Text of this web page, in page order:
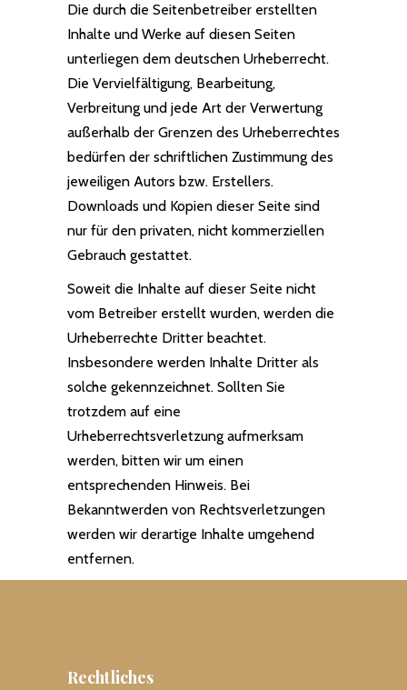
Die durch die Seitenbetreiber erstellten
Inhalte und Werke auf diesen Seiten
unterliegen dem deutschen Urheberrecht.
Die Vervielfältigung, Bearbeitung,
Verbreitung und jede Art der Verwertung
außerhalb der Grenzen des Urheberrechtes
bedürfen der schriftlichen Zustimmung des
jeweiligen Autors bzw. Erstellers.
Downloads und Kopien dieser Seite sind
nur für den privaten, nicht kommerziellen
Gebrauch gestattet.
Soweit die Inhalte auf dieser Seite nicht
vom Betreiber erstellt wurden, werden die
Urheberrechte Dritter beachtet.
Insbesondere werden Inhalte Dritter als
solche gekennzeichnet. Sollten Sie
trotzdem auf eine
Urheberrechtsverletzung aufmerksam
werden, bitten wir um einen
entsprechenden Hinweis. Bei
Bekanntwerden von Rechtsverletzungen
werden wir derartige Inhalte umgehend
entfernen.
Rechtliches